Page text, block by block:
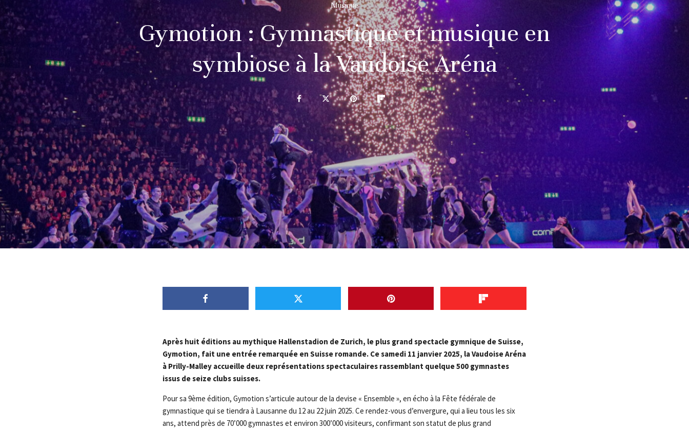
Musique
Gymotion : Gymnastique et musique en
symbiose à la Vaudoise Aréna
Après huit éditions au mythique Hallenstadion de Zurich, le plus grand spectacle gymnique de Suisse,
Gymotion, fait une entrée remarquée en Suisse romande. Ce samedi 11 janvier 2025, la Vaudoise Aréna
à Prilly-Malley accueille deux représentations spectaculaires rassemblant quelque 500 gymnastes
issus de seize clubs suisses.
Pour sa 9ème édition, Gymotion s’articule autour de la devise « Ensemble », en écho à la Fête fédérale de
gymnastique qui se tiendra à Lausanne du 12 au 22 juin 2025. Ce rendez-vous d’envergure, qui a lieu tous les six
ans, attend près de 70’000 gymnastes et environ 300’000 visiteurs, confirmant son statut de plus grand